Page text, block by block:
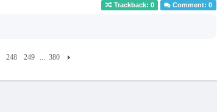
Trackback: 0 Comment: 0
248 249 ... 380